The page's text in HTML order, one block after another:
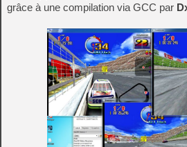
grâce à une compilation via GCC par